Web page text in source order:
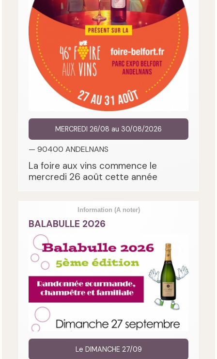
MERCREDI 26/08 au 30/08/2026
— 90400 ANDELNANS
La foire aux vins commence le
mercredi 26 août cette année
Information (A noter)
BALABULLE 2026
Le DIMANCHE 27/09